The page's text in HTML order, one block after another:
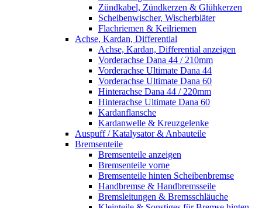
Zündkabel, Zündkerzen & Glühkerzen
Scheibenwischer, Wischerbläter
Flachriemen & Keilriemen
Achse, Kardan, Differential
Achse, Kardan, Differential anzeigen
Vorderachse Dana 44 / 210mm
Vorderachse Ultimate Dana 44
Vorderachse Ultimate Dana 60
Hinterachse Dana 44 / 220mm
Hinterachse Ultimate Dana 60
Kardanflansche
Kardanwelle & Kreuzgelenke
Auspuff / Katalysator & Anbauteile
Bremsenteile
Bremsenteile anzeigen
Bremsenteile vorne
Bremsenteile hinten Scheibenbremse
Handbremse & Handbremsseile
Bremsleitungen & Bremsschläuche